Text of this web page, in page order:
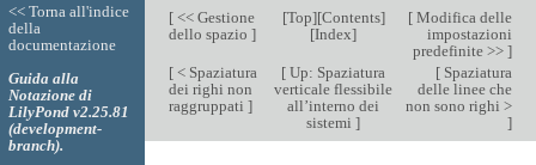
[<< Gestione
dello spazio ]
[Top][Contents]
[Index]
[Modifica delle
impostazioni
predefinite >> ]
[< Spaziatura
dei righi non
raggruppati ]
[ Up: Spaziatura
verticale flessibile
all’interno dei
sistemi]
[Spaziatura
delle linee che
non sono righi >
]
<< Torna all'indice
della
documentazione
Guida alla
Notazione di
LilyPond v2.25.81
(development-
branch).